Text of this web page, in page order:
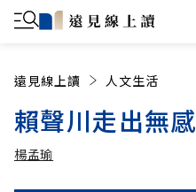
遠見線上讀 人文生活
賴聲川走出無感
楊孟瑜